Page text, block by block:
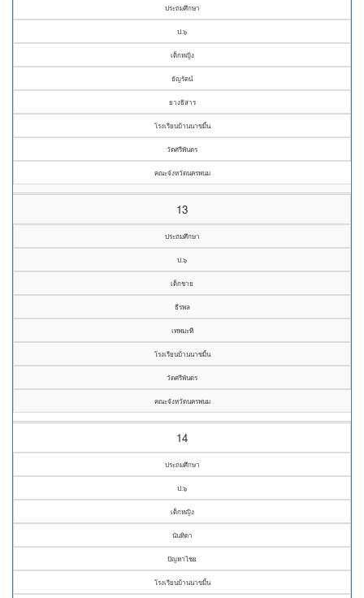
ประถมศึกษา
ป.๖
เด็กหญิง
ธัญรัตน์
ยางธิสาร
โรงเรียนบ้านนาขมิ้น
วัดศรีพันดร
คณะจังหวัดนครพนม
13
ประถมศึกษา
ป.๖
เด็กชาย
ธีรพล
เทพมะที
โรงเรียนบ้านนาขมิ้น
วัดศรีพันดร
คณะจังหวัดนครพนม
14
ประถมศึกษา
ป.๖
เด็กหญิง
นันทิดา
ปัญหาไชย
โรงเรียนบ้านนาขมิ้น